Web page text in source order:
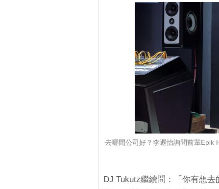
去哪間公司好？李遐怡詢問前輩Epik
DJ Tukutz繼續問：「你有想去